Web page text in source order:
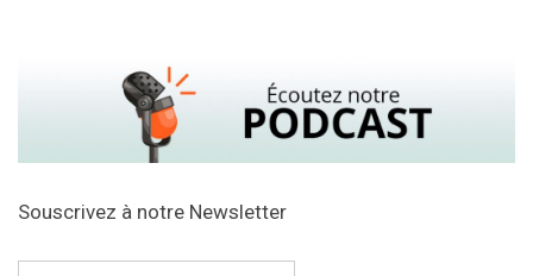
Souscrivez à notre Newsletter